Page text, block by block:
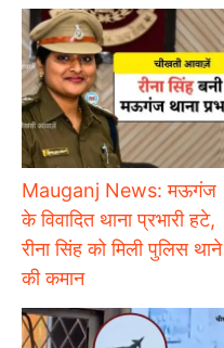
Mauganj News: मऊगंज
के विवादित थाना प्रभारी हटे,
रीना सिंह को मिली पुलिस थाने
की कमान